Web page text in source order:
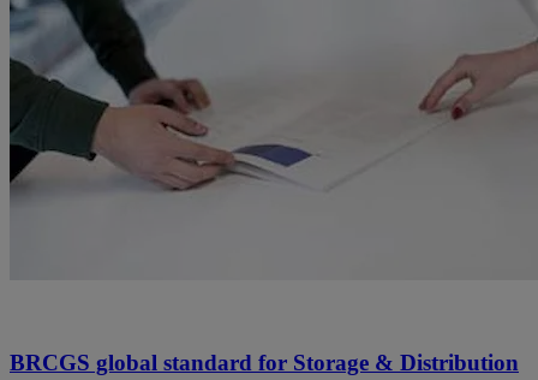
BRCGS global standard for Storage & Distribution